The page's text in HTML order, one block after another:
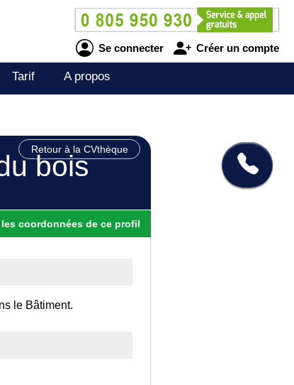
Se connecter Créer un compte
Tarif A propos
Retour à la CVthèque
bois
les coordonnées de ce profil
le Bâtiment.